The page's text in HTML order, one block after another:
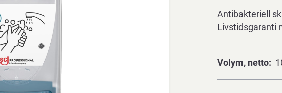
Antibakteriell
Livstidsgaranti
Volym, netto